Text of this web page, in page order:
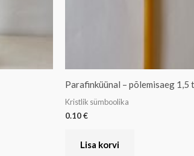
Parafinküünal – põlemisaeg 1,5
Kristlik sümboolika
0.10€
Lisa korvi